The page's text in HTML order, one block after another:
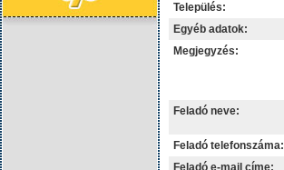
Település:
Egyéb adatok:
Megjegyzés:
Feladó neve:
Feladó telefonszáma:
Feladó e-mail címe: